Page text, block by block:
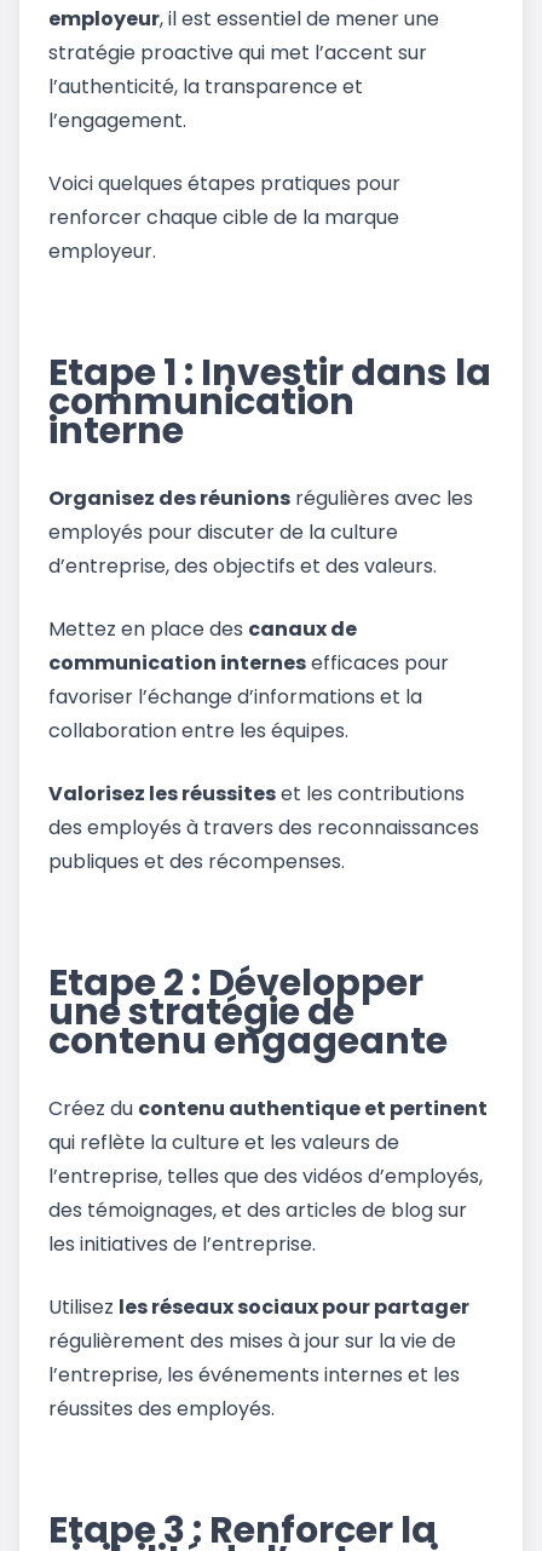
employeur, il est essentiel de mener une
stratégie proactive qui met l’accent sur
l’authenticité, la transparence et
l’engagement.
Voici quelques étapes pratiques pour
renforcer chaque cible de la marque
employeur.
Etape 1 : Investir dans la
communication
interne
Organisez des réunions régulières avec les
employés pour discuter de la culture
d’entreprise, des objectifs et des valeurs.
Mettez en place des canaux de
communication internesefficaces pour
favoriser l’échange d’informations et la
collaboration entre les équipes.
Valorisez les réussiteset les contributions
des employés à travers des reconnaissances
publiques et des récompenses.
Etape 2 : Développer
une stratégie de
contenu engageante
Créez du contenu authentique et pertinent
qui reflète la culture et les valeurs de
l’entreprise, telles que des vidéos d’employés,
des témoignages, et des articles de blog sur
les initiatives de l’entreprise.
Utilisez les réseaux sociaux pour partager
régulièrement des mises à jour sur la vie de
l’entreprise, les événements internes et les
réussites des employés.
Etape 3 : Renforcer la